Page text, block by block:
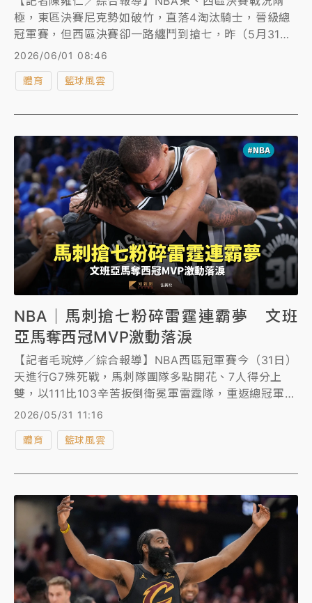
極，東區決賽尼克勢如破竹，直落4淘汰騎士，晉級總
冠軍賽，但西區決賽卻一路纏鬥到搶七，昨（5月31
日）馬刺在第7戰以111比103險勝衛冕軍雷霆，暌違12
鋒，爭奪最後王座，但無論誰封王，索漢（Jeremy
2026/06/01 08:46
體育 籃球風雲
NBA｜馬刺搶七粉碎雷霆連霸夢 文班
亞馬奪西冠MVP激動落淚
【記者毛琬婷／綜合報導】NBA西區冠軍賽今（31日）
天進行G7殊死戰，馬刺隊團隊多點開花、7人得分上
雙，以111比103辛苦扳倒衛冕軍雷霆隊，重返總冠軍
賽，攻下全隊最高22分的「法國怪物」文班亞馬
（Victor Wembanyama）賽後激動落淚，毫無懸念獲
選為西冠MVP。
2026/05/31 11:16
體育 籃球風雲